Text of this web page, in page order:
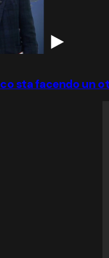
sta facendo un